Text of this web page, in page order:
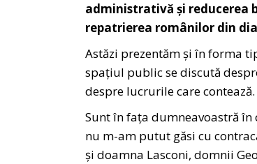
administrativă și reducerea
repatrierea românilor din
Astăzi prezentăm și în forma
spațiul public se discută
despre lucrurile care contează.
Sunt în fața dumneavoastră
nu m-am putut găsi cu
și doamna Lasconi, domnii